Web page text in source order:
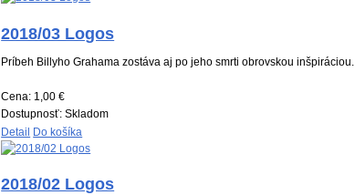
2018/03 Logos
Príbeh Billyho Grahama zostáva aj po jeho smrti obrovskou inšpiráciou.
Cena: 1,00 €
Dostupnosť:Skladom
Detail Do košíka
2018/02 Logos